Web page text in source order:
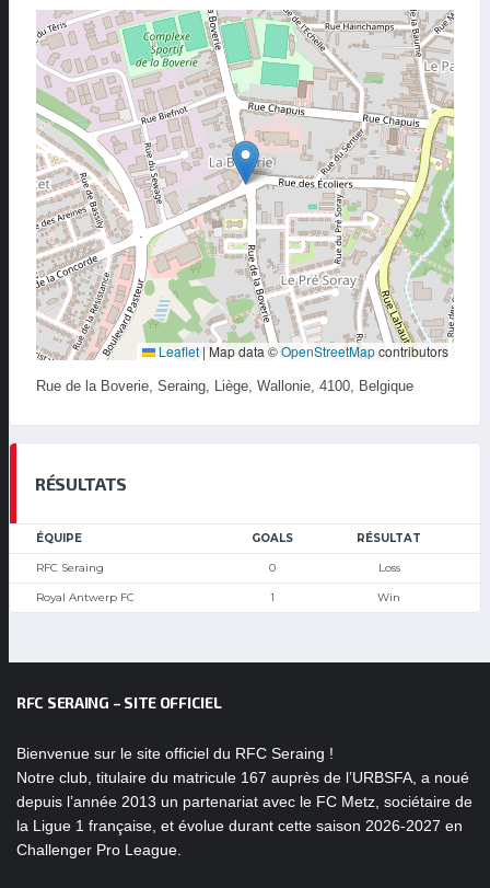
Leaflet | Map data ©OpenStreetMapcontributors
Rue de la Boverie, Seraing, Liège, Wallonie, 4100, Belgique
RÉSULTATS
ÉQUIPE GOALS RÉSULTAT
RFC Seraing 0 Loss
Royal Antwerp FC 1 Win
RFC SERAING – SITE OFFICIEL
Bienvenue sur le site officiel du RFC Seraing !
Notre club, titulaire du matricule 167 auprès de l’URBSFA, a noué
depuis l’année 2013 un partenariat avec le FC Metz, sociétaire de
la Ligue 1 française, et évolue durant cette saison 2026-2027 en
Challenger Pro League.